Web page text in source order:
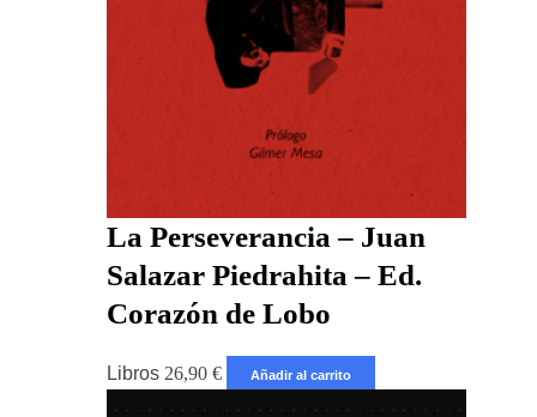
La Perseverancia – Juan
Salazar Piedrahita – Ed.
Corazón de Lobo
Libros 26,90€ Añadir al carrito